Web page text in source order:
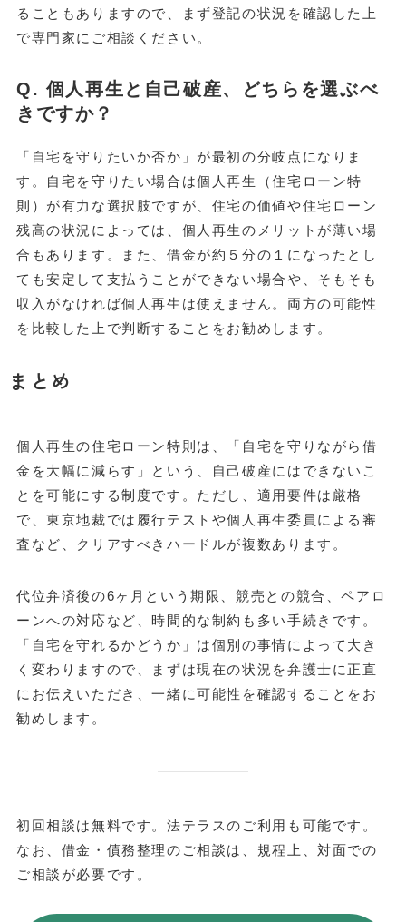
ることもありますので、まず登記の状況を確認した上
で専門家にご相談ください。
Q. 個人再生と自己破産、どちらを選ぶべ
きですか？
「自宅を守りたいか否か」が最初の分岐点になりま
す。自宅を守りたい場合は個人再生（住宅ローン特
則）が有力な選択肢ですが、住宅の価値や住宅ローン
残高の状況によっては、個人再生のメリットが薄い場
合もあります。また、借金が約５分の１になったとし
ても安定して支払うことができない場合や、そもそも
収入がなければ個人再生は使えません。両方の可能性
を比較した上で判断することをお勧めします。
まとめ
個人再生の住宅ローン特則は、「自宅を守りながら借
金を大幅に減らす」という、自己破産にはできないこ
とを可能にする制度です。ただし、適用要件は厳格
で、東京地裁では履行テストや個人再生委員による審
査など、クリアすべきハードルが複数あります。
代位弁済後の6ヶ月という期限、競売との競合、ペアロ
ーンへの対応など、時間的な制約も多い手続きです。
「自宅を守れるかどうか」は個別の事情によって大き
く変わりますので、まずは現在の状況を弁護士に正直
にお伝えいただき、一緒に可能性を確認することをお
勧めします。
初回相談は無料です。法テラスのご利用も可能です。
なお、借金・債務整理のご相談は、規程上、対面での
ご相談が必要です。